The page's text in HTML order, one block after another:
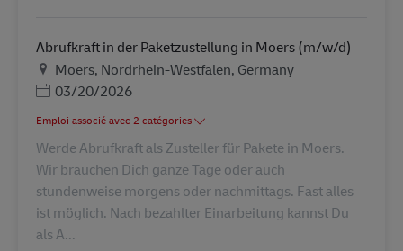
Abrufkraft in der Paketzustellung in Moers (m/w/d)
LieuMoers, Nordrhein-Westfalen, Germany
Posted Date
03/20/2026
Emploi associé avec 2 catégories
Werde Abrufkraft als Zusteller für Pakete in Moers.
Wir brauchen Dich ganze Tage oder auch
stundenweise morgens oder nachmittags. Fast alles
ist möglich. Nach bezahlter Einarbeitung kannst Du
als A...